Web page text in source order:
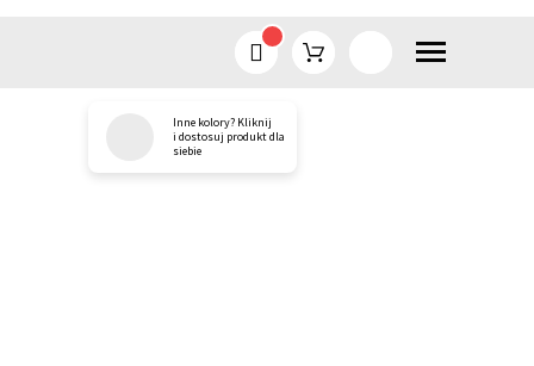
Inne kolory? Kliknij
i dostosuj produkt dla
siebie